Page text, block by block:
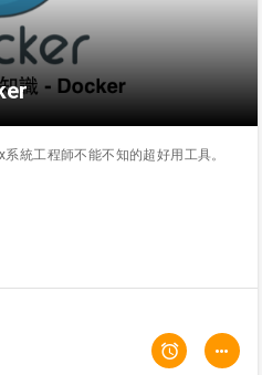
統工程師不能不知的超好用工具。